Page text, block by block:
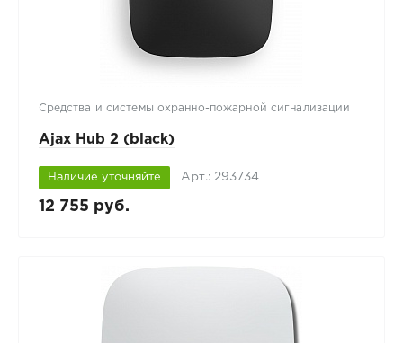
Средства и системы охранно-пожарной сигнализации
Ajax Hub 2 (black)
Наличие уточняйте Арт.: 293734
12 755 руб.